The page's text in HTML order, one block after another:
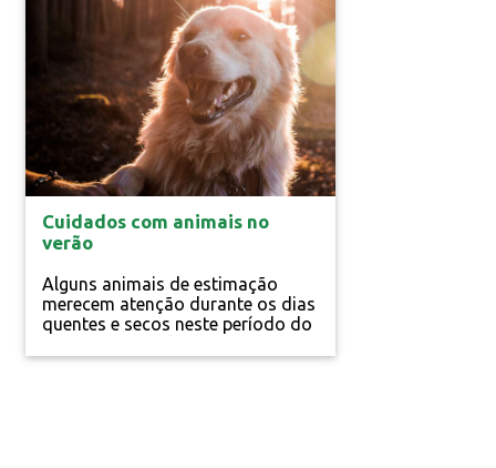
Cuidados com animais no
verão
Alguns animais de estimação
merecem atenção durante os dias
quentes e secos neste período do
acesso fácil para água e evitar a